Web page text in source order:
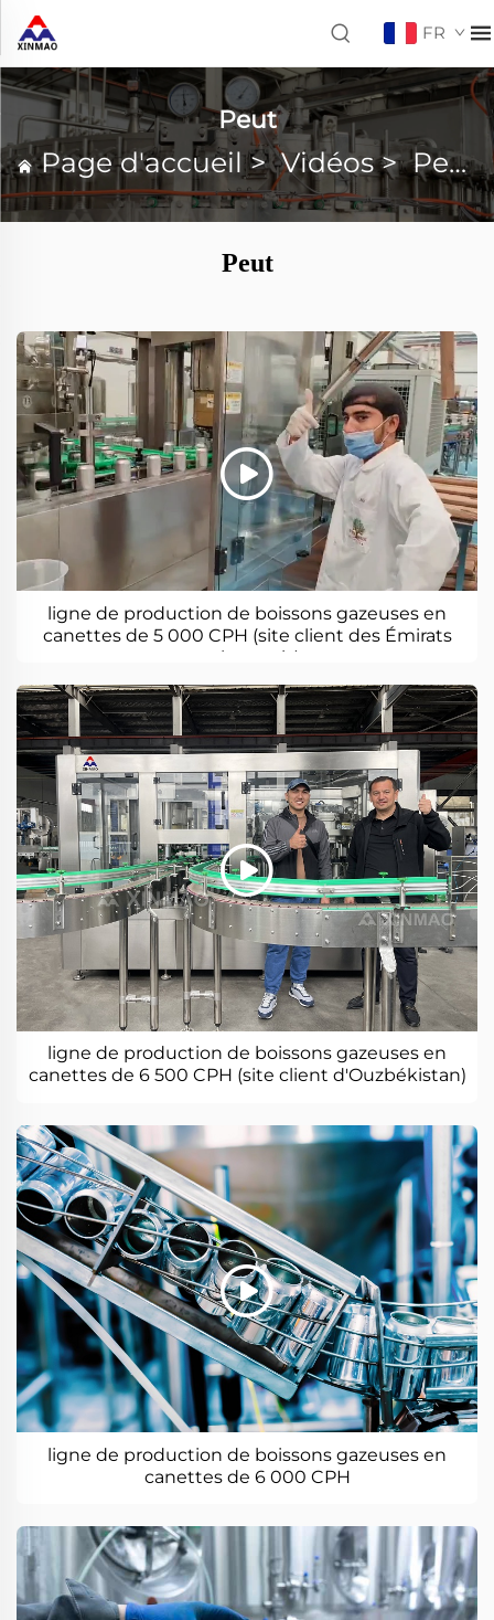
FR
Peut
Page d'accueil>Vidéos>Peut
Peut
ligne de production de boissons gazeuses en
canettes de 5 000 CPH (site client des Émirats
arabes unis)
ligne de production de boissons gazeuses en
canettes de 6 500 CPH (site client d'Ouzbékistan)
ligne de production de boissons gazeuses en
canettes de 6 000 CPH